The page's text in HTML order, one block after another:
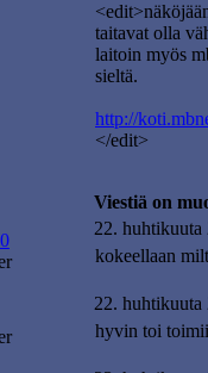
taitavat olla
laitoin myös
sieltä.
http://
</edit>
Viestiä on
22.
kokeellaan
22. huhtikuuta
hyvin toi